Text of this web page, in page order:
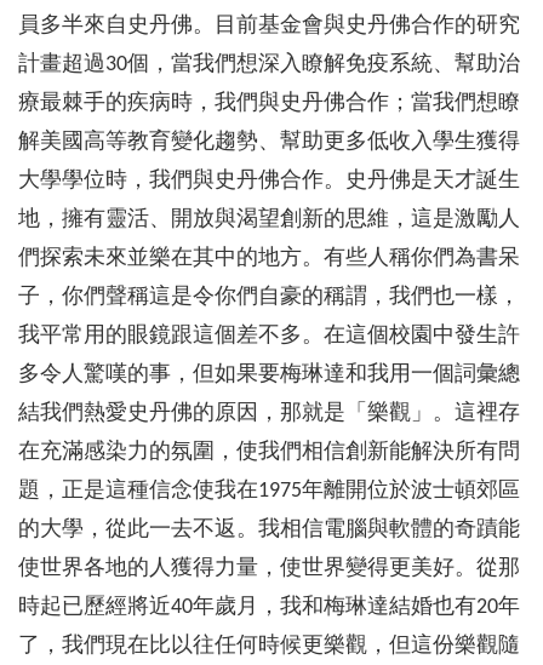
員多半來自史丹佛。目前基金會與史丹佛合作的研究
計畫超過30個，當我們想深入瞭解免疫系統、幫助治
療最棘手的疾病時，我們與史丹佛合作；當我們想瞭
解美國高等教育變化趨勢、幫助更多低收入學生獲得
大學學位時，我們與史丹佛合作。史丹佛是天才誕生
地，擁有靈活、開放與渴望創新的思維，這是激勵人
們探索未來並樂在其中的地方。有些人稱你們為書呆
子，你們聲稱這是令你們自豪的稱謂，我們也一樣，
我平常用的眼鏡跟這個差不多。在這個校園中發生許
多令人驚嘆的事，但如果要梅琳達和我用一個詞彙總
結我們熱愛史丹佛的原因，那就是「樂觀」。這裡存
在充滿感染力的氛圍，使我們相信創新能解決所有問
題，正是這種信念使我在1975年離開位於波士頓郊區
的大學，從此一去不返。我相信電腦與軟體的奇蹟能
使世界各地的人獲得力量，使世界變得更美好。從那
時起已歷經將近40年歲月，我和梅琳達結婚也有20年
了，我們現在比以往任何時候更樂觀，但這份樂觀隨